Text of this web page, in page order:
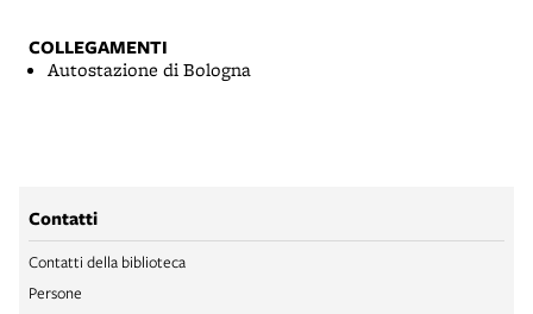
COLLEGAMENTI
Autostazione di Bologna
Contatti
Contatti della biblioteca
Persone